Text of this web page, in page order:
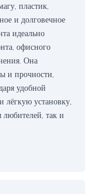
пластик,
и долговечное
идеально
офисного
Она
и прочности,
удобной
лёгкую установку,
любителей, так и